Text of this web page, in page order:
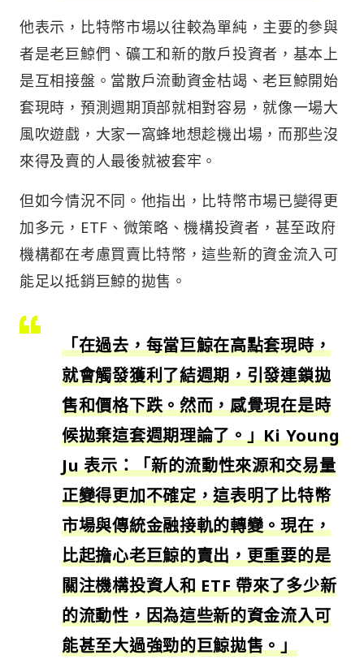
他表示，比特幣市場以往較為單純，主要的參與
者是老巨鯨們、礦工和新的散戶投資者，基本上
是互相接盤。當散戶流動資金枯竭、老巨鯨開始
套現時，預測週期頂部就相對容易，就像一場大
風吹遊戲，大家一窩蜂地想趁機出場，而那些沒
來得及賣的人最後就被套牢。
但如今情況不同。他指出，比特幣市場已變得更
加多元，ETF、微策略、機構投資者，甚至政府
機構都在考慮買賣比特幣，這些新的資金流入可
能足以抵銷巨鯨的拋售。
「在過去，每當巨鯨在高點套現時，
就會觸發獲利了結週期，引發連鎖拋
售和價格下跌。然而，感覺現在是時
候拋棄這套週期理論了。」Ki Young
Ju 表示：「新的流動性來源和交易量
正變得更加不確定，這表明了比特幣
市場與傳統金融接軌的轉變。現在，
比起擔心老巨鯨的賣出，更重要的是
關注機構投資人和 ETF 帶來了多少新
的流動性，因為這些新的資金流入可
能甚至大過強勁的巨鯨拋售。」